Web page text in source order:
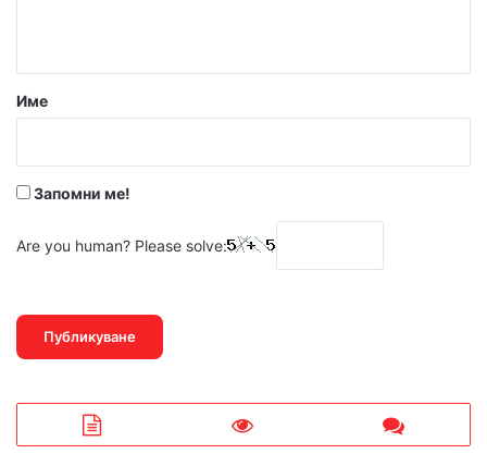
р
Име
Запомни ме!
Are you human? Please solve: